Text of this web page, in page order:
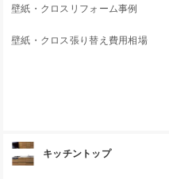
壁紙・クロスリフォーム事例
壁紙・クロス張り替え費用相場
キッチントップ